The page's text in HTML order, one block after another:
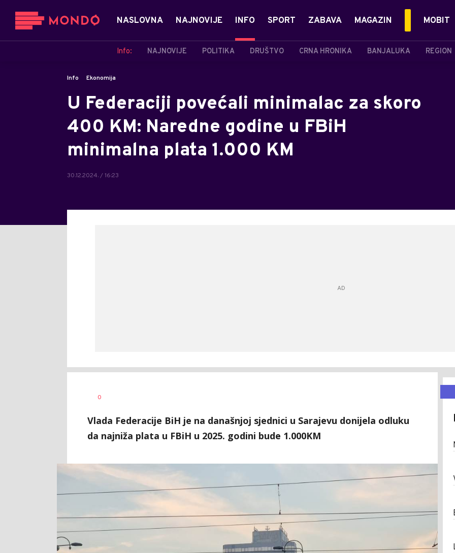
NASLOVNA NAJNOVIJE INFO
Info: NAJNOVIJE POLITIKA DRUŠTVO CRNA HRONIKA BANJALUKA REGION
SPORT ZABAVA MAGAZIN MOBIT
Info Ekonomija
U Federaciji povećali minimalac za skoro
400 KM: Naredne godine u FBiH
minimalna plata 1.000 KM
30.12.2024. / 16:23
AUTOR
0
Vlada Federacije BiH je na današnjoj sjednici u Sarajevu donijela odluku
da najniža plata u FBiH u 2025. godini bude 1.000KM